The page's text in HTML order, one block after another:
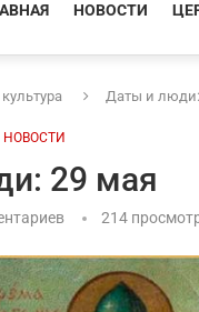
НОВОСТИ
Даты и
НОВОСТИ
29 мая
214